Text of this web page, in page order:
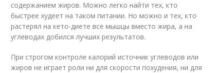
содержанием жиров. Можно легко найти тех, кто
быстрее худеет на таком питании. Но можно и тех, кто
растерял на кето-диете все мышцы вместо жира, а на
углеводах добился лучших результатов.
При строгом контроле калорий источник углеводов или
жиров не играет роли ни для скорости похудения, ни для